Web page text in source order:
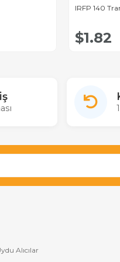
IRFP 140
$1.82
Alıcılar